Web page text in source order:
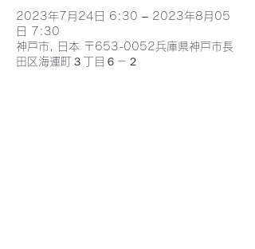
2023年7月24日 6:30 – 2023年8月05
日 7:30
神戸市, 日本 〒653-0052兵庫県神戸市長
田区海運町３丁目６－２